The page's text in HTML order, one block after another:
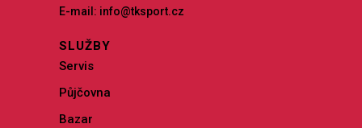
E-mail: info@tksport.cz
SLUŽBY
Servis
Půjčovna
Bazar